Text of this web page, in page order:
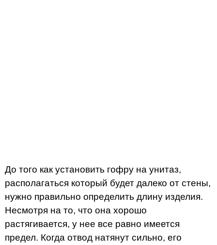
До того как установить гофру на унитаз,
располагаться который будет далеко от стены,
нужно правильно определить длину изделия.
Несмотря на то, что она хорошо
растягивается, у нее все равно имеется
предел. Когда отвод натянут сильно, его